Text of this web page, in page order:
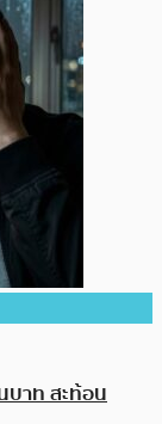
บาท สะท้อน